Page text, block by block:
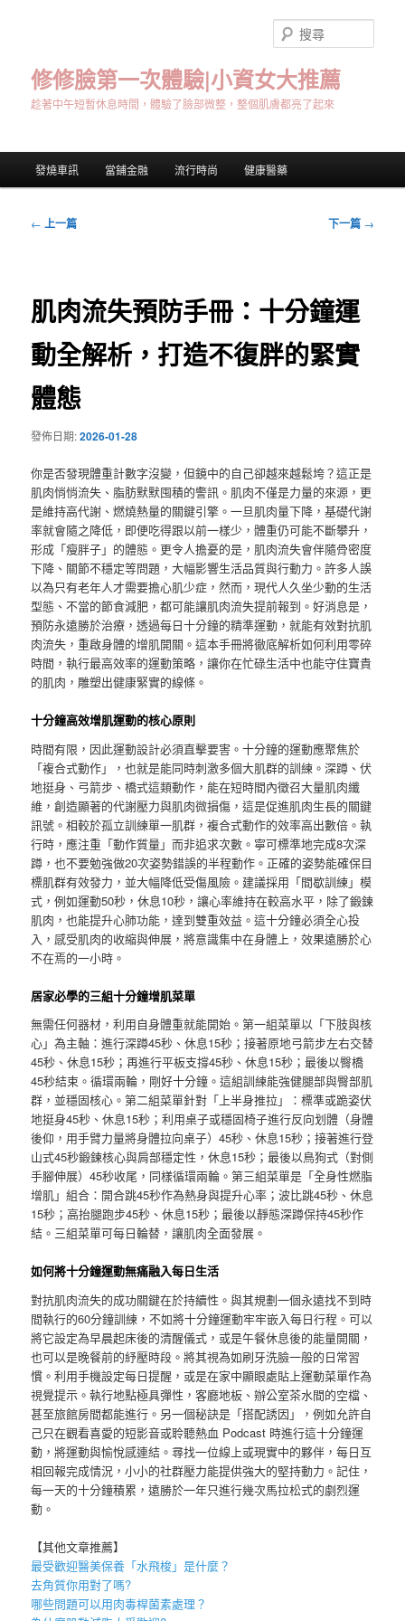
修修臉第一次體驗|小資女大推薦
趁著中午短暫休息時間，體驗了臉部微整，整個肌膚都亮了起來
尋
發燒車訊 當鋪金融 流行時尚 健康醫藥
文
← 上一篇 下一篇 →
肌肉流失預防手冊：十分鐘運
動全解析，打造不復胖的緊實
體態
發佈日期:2026-01-28
你是否發現體重計數字沒變，但鏡中的自己卻越來越鬆垮？這正是
肌肉悄悄流失、脂肪默默囤積的警訊。肌肉不僅是力量的來源，更
是維持高代謝、燃燒熱量的關鍵引擎。一旦肌肉量下降，基礎代謝
率就會隨之降低，即便吃得跟以前一樣少，體重仍可能不斷攀升，
形成「瘦胖子」的體態。更令人擔憂的是，肌肉流失會伴隨骨密度
下降、關節不穩定等問題，大幅影響生活品質與行動力。許多人誤
以為只有老年人才需要擔心肌少症，然而，現代人久坐少動的生活
型態、不當的節食減肥，都可能讓肌肉流失提前報到。好消息是，
預防永遠勝於治療，透過每日十分鐘的精準運動，就能有效對抗肌
肉流失，重啟身體的增肌開關。這本手冊將徹底解析如何利用零碎
時間，執行最高效率的運動策略，讓你在忙碌生活中也能守住寶貴
的肌肉，雕塑出健康緊實的線條。
十分鐘高效增肌運動的核心原則
時間有限，因此運動設計必須直擊要害。十分鐘的運動應聚焦於
「複合式動作」，也就是能同時刺激多個大肌群的訓練。深蹲、伏
地挺身、弓箭步、橋式這類動作，能在短時間內徵召大量肌肉纖
維，創造顯著的代謝壓力與肌肉微損傷，這是促進肌肉生長的關鍵
訊號。相較於孤立訓練單一肌群，複合式動作的效率高出數倍。執
行時，應注重「動作質量」而非追求次數。寧可標準地完成8次深
蹲，也不要勉強做20次姿勢錯誤的半程動作。正確的姿勢能確保目
標肌群有效發力，並大幅降低受傷風險。建議採用「間歇訓練」模
式，例如運動50秒，休息10秒，讓心率維持在較高水平，除了鍛鍊
肌肉，也能提升心肺功能，達到雙重效益。這十分鐘必須全心投
入，感受肌肉的收縮與伸展，將意識集中在身體上，效果遠勝於心
不在焉的一小時。
居家必學的三組十分鐘增肌菜單
無需任何器材，利用自身體重就能開始。第一組菜單以「下肢與核
心」為主軸：進行深蹲45秒、休息15秒；接著原地弓箭步左右交替
45秒、休息15秒；再進行平板支撐45秒、休息15秒；最後以臀橋
45秒結束。循環兩輪，剛好十分鐘。這組訓練能強健腿部與臀部肌
群，並穩固核心。第二組菜單針對「上半身推拉」：標準或跪姿伏
地挺身45秒、休息15秒；利用桌子或穩固椅子進行反向划體（身體
後仰，用手臂力量將身體拉向桌子）45秒、休息15秒；接著進行登
山式45秒鍛鍊核心與肩部穩定性，休息15秒；最後以鳥狗式（對側
手腳伸展）45秒收尾，同樣循環兩輪。第三組菜單是「全身性燃脂
增肌」組合：開合跳45秒作為熱身與提升心率；波比跳45秒、休息
15秒；高抬腿跑步45秒、休息15秒；最後以靜態深蹲保持45秒作
結。三組菜單可每日輪替，讓肌肉全面發展。
如何將十分鐘運動無痛融入每日生活
對抗肌肉流失的成功關鍵在於持續性。與其規劃一個永遠找不到時
間執行的60分鐘訓練，不如將十分鐘運動牢牢嵌入每日行程。可以
將它設定為早晨起床後的清醒儀式，或是午餐休息後的能量開關，
也可以是晚餐前的紓壓時段。將其視為如刷牙洗臉一般的日常習
慣。利用手機設定每日提醒，或是在家中顯眼處貼上運動菜單作為
視覺提示。執行地點極具彈性，客廳地板、辦公室茶水間的空檔、
甚至旅館房間都能進行。另一個秘訣是「搭配誘因」，例如允許自
己只在觀看喜愛的短影音或聆聽熱血 Podcast 時進行這十分鐘運
動，將運動與愉悅感連結。尋找一位線上或現實中的夥伴，每日互
相回報完成情況，小小的社群壓力能提供強大的堅持動力。記住，
每一天的十分鐘積累，遠勝於一年只進行幾次馬拉松式的劇烈運
動。
【其他文章推薦】
最受歡迎醫美保養「水飛梭」是什麼？
去角質你用對了嗎?
哪些問題可以用肉毒桿菌素處理？